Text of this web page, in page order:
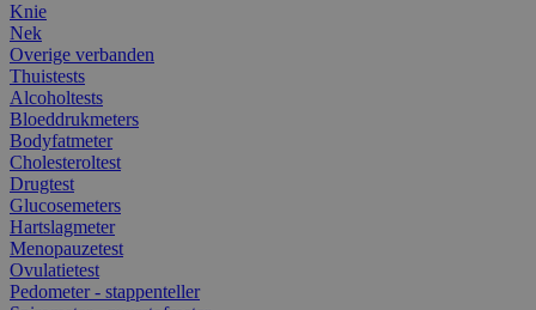
Knie
Nek
Overige verbanden
Thuistests
Alcoholtests
Bloeddrukmeters
Bodyfatmeter
Cholesteroltest
Drugtest
Glucosemeters
Hartslagmeter
Menopauzetest
Ovulatietest
Pedometer - stappenteller